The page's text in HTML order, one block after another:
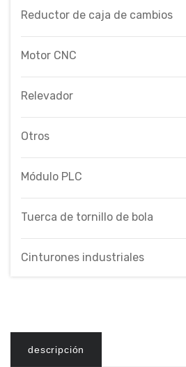
Reductor de caja de cambios
Motor CNC
Relevador
Otros
Módulo PLC
Tuerca de tornillo de bola
Cinturones industriales
descripción